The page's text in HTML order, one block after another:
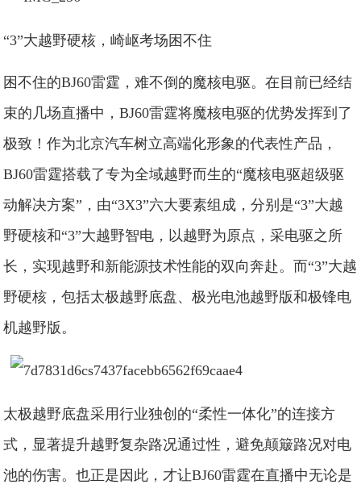
“3”大越野硬核，崎岖考场困不住
困不住的BJ60雷霆，难不倒的魔核电驱。在目前已经结
束的几场直播中，BJ60雷霆将魔核电驱的优势发挥到了
极致！作为北京汽车树立高端化形象的代表性产品，
BJ60雷霆搭载了专为全域越野而生的“魔核电驱超级驱
动解决方案”，由“3X3”六大要素组成，分别是“3”大越
野硬核和“3”大越野智电，以越野为原点，采电驱之所
长，实现越野和新能源技术性能的双向奔赴。而“3”大越
野硬核，包括太极越野底盘、极光电池越野版和极锋电
机越野版。
太极越野底盘采用行业独创的“柔性一体化”的连接方
式，显著提升越野复杂路况通过性，避免颠簸路况对电
池的伤害。也正是因此，才让BJ60雷霆在直播中无论是